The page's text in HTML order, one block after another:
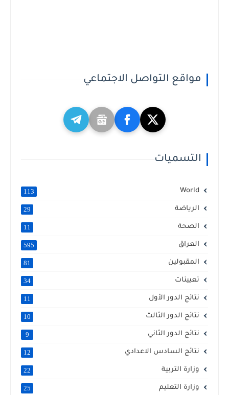
مواقع التواصل الاجتماعي
التسميات
World
113
الرياضة 29
الصحة 11
العراق 595
المقبولين 81
تعيينات 34
نتائج الدور الأول 11
نتائج الدور الثالث 10
نتائج الدور الثاني 9
نتائج السادس الاعدادي 12
وزارة التربية 22
وزارة التعليم 25